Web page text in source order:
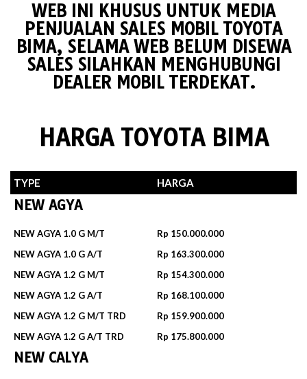
WEB INI KHUSUS UNTUK MEDIA
PENJUALAN SALES MOBIL TOYOTA
BIMA, SELAMA WEB BELUM DISEWA
SALES SILAHKAN MENGHUBUNGI
DEALER MOBIL TERDEKAT.
HARGA TOYOTA BIMA
TYPE HARGA
NEW AGYA
NEW AGYA 1.0 G M/T
Rp 150.000.000
NEW AGYA 1.0 G A/T
Rp 163.300.000
NEW AGYA 1.2 G M/T
Rp 154.300.000
NEW AGYA 1.2 G A/T
Rp 168.100.000
NEW AGYA 1.2 G M/T TRD
Rp 159.900.000
NEW AGYA 1.2 G A/T TRD
Rp 175.800.000
NEW CALYA